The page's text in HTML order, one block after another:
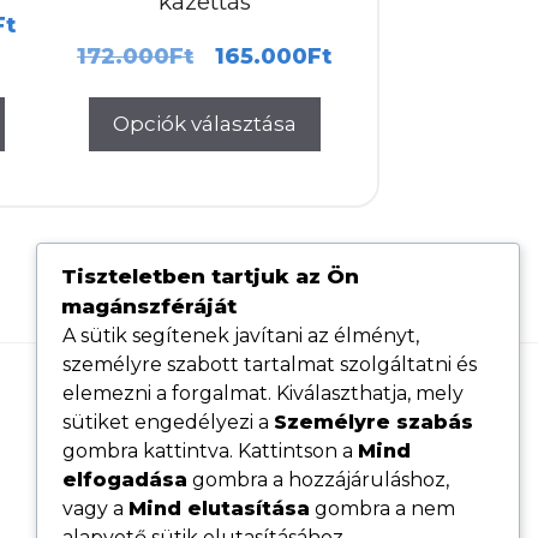
Current
price
165.000Ft.
172.000Ft
Original
price
was:
165.000FtCurrent
Opciók választása
Hasznos linkek
Adatvédelmi tájékoztató
ÁSZF
Cookie tájékoztató
Tiszteletben tartjuk az Ön
magánszféráját
A sütik segítenek javítani az élményt,
személyre szabott tartalmat szolgáltatni és
elemezni a forgalmat. Kiválaszthatja, mely
sütiket engedélyezi a Személyre szabás
gombra kattintva. Kattintson a Mind
elfogadása gombra a hozzájáruláshoz,
vagy a Mind elutasítása gombra a nem